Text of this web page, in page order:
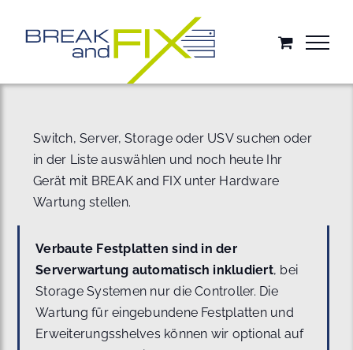
springen
Switch, Server, Storage oder USV suchen oder
in der Liste auswählen und noch heute Ihr
Gerät mit BREAK and FIX unter Hardware
Wartung stellen.
Verbaute Festplatten sind in der
Serverwartung automatisch inkludiert, bei
Storage Systemen nur die Controller. Die
Wartung für eingebundene Festplatten und
Erweiterungsshelves können wir optional auf